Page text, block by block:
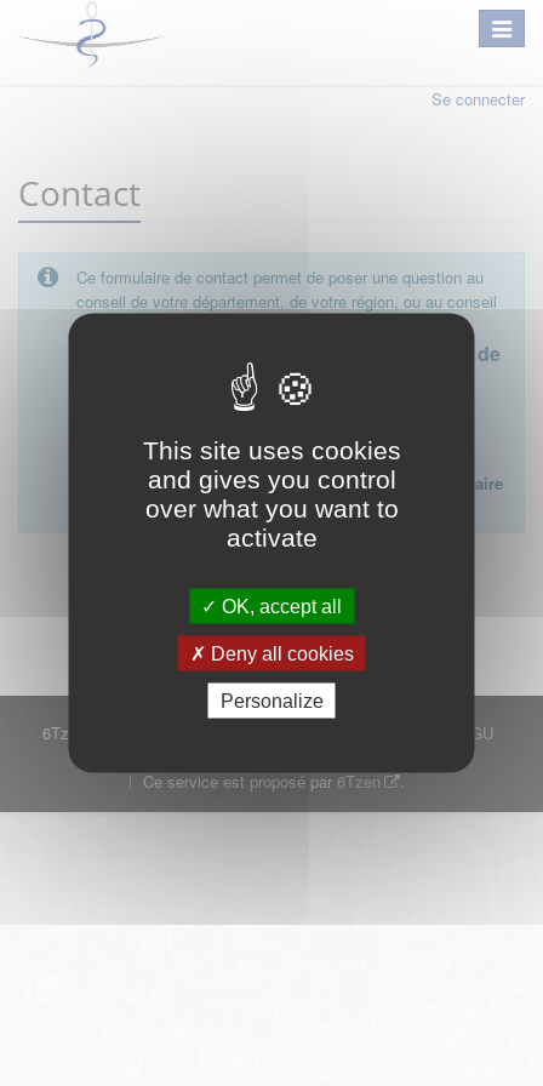
This site uses cookies
and gives you control
over what you want to
activate
OK, accept all
Deny all cookies
Personalize
Se connecter
Contact
Ce formulaire de contact permet de poser une question au
conseil de votre département, de votre région, ou au conseil
national.
Le conseil départemental est l'interlocuteur de
proximité à privilégier.
plainte ou formuler des doléances à l'égard d'un médecin
Lien vers la FAQ du CNOM sur la procédure disciplinaire
FAQ procédure disciplinaire
Démarrer
6Tzen ©2015 - Tous droits réservés
CGU
Ce service est proposé par6Tzen .